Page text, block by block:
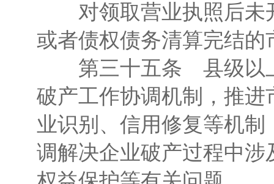
对领取营业执照后未
或者债权债务清算完结
第三十五条 县级以上
破产工作协调机制，推
业识别、信用修复等机
调解决企业破产过程中